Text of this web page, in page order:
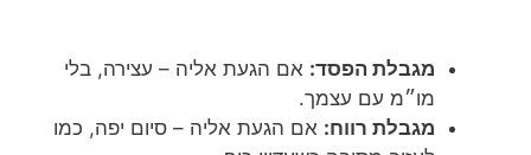
מגבלת הפסד: אם הגעת אליה – עצירה, בלי
מו״מ עם עצמך.
מגבלת רווח: אם הגעת אליה – סיום יפה, כמו